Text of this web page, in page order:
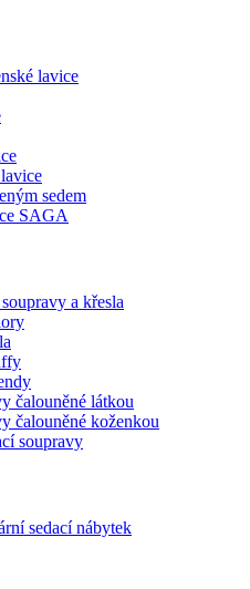
lavice
sedem
SAGA
a křesla
čalouněné látkou
čalouněné koženkou
soupravy
sedací nábytek